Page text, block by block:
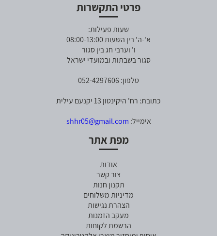
פרטי התקשרות
שעות פעילות:
א'-ה' בין השעות 08:00-13:00
ו' וערבי חג בין סגור
סגור בשבתות ובמועדי ישראל
טלפון: 052-4297606
כתובת: רח' היקינטון 13 יקנעם עילית
אימייל: shhr05@gmail.com
מפת אתר
אודות
צור קשר
תקנון חנות
מדיניות משלוחים
הצהרת נגישות
מעקב הזמנות
הרשמת לקוחות